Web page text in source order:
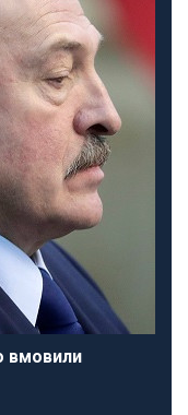
вмовили